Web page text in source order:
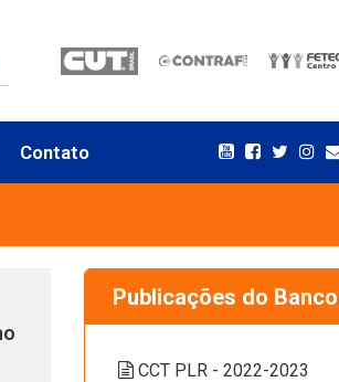
Contato
Publicações do Banco
CCT PLR - 2022-2023